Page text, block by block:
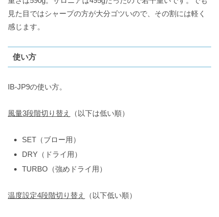
見た目ではシャープの方が大分ゴツいので、その割には軽く
感じます。
使い方
IB-JP9の使い方。
風量3段階切り替え （以下は低い順）
SET（ブロー用）
DRY（ドライ用）
TURBO（強めドライ用）
温度設定4段階切り替え （以下低い順）